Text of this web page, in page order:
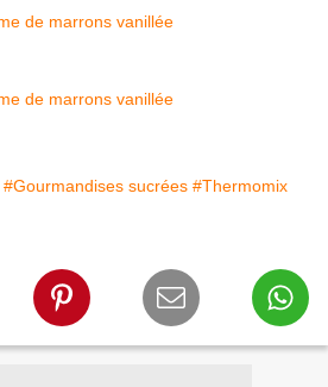
#Gourmandises sucrées #Thermomix